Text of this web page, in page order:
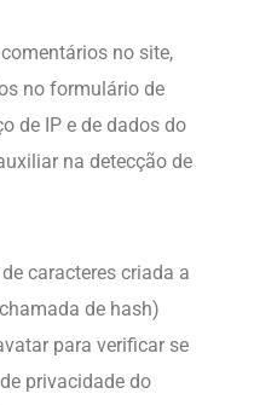
no site,
no formulário de
de IP e de dados do
na detecção de
caracteres criada a
de hash)
para verificar se
privacidade do